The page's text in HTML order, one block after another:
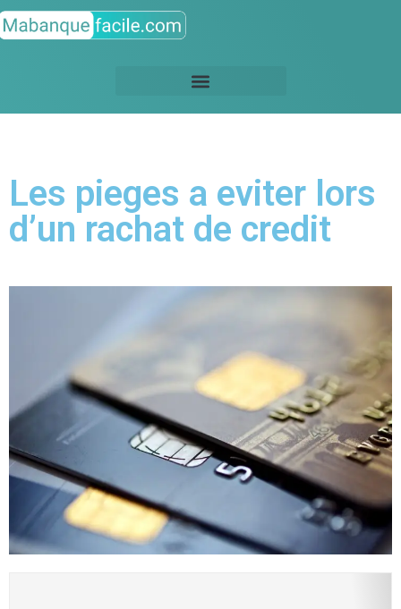
Les pieges a eviter lors
d’un rachat de credit